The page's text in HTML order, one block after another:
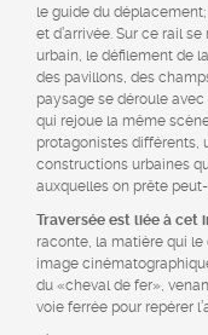
le guide du
et d’arrivée. Sur ce rail
urbain, le défilement de
des pavillons, des
paysage se déroule
qui rejoue la même
protagonistes différents,
constructions urbaines
auxquelles on prête
Traversée est liée à cet
raconte, la matière qui le
image
du «cheval de fer»,
voie ferrée pour repérer